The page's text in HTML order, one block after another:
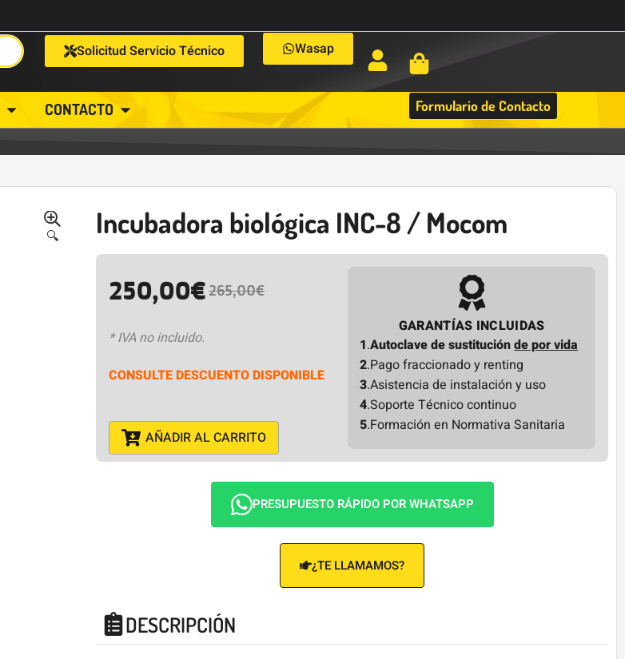
Solicitud Servicio Técnico Wasap
CONTACTO Formulario de Contacto
🔍 Incubadora biológica INC-8 / Mocom
265,00€
250,00€
* IVA no incluido.
CONSULTE DESCUENTO DISPONIBLE
AÑADIR AL CARRITO
GARANTÍAS INCLUIDAS
1.Autoclave de sustituciónde por vida
2.Pago fraccionado y renting
3.Asistencia de instalación y uso
4.Soporte Técnico continuo
5.Formación en Normativa Sanitaria
PRESUPUESTO RÁPIDO POR WHATSAPP
¿TE LLAMAMOS?
DESCRIPCIÓN